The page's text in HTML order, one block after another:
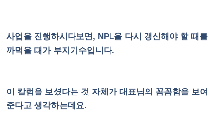
사업을 진행하시다보면, NPL을 다시 갱신해야 할 때를
까먹을 때가 부지기수입니다.
이 칼럼을 보셨다는 것 자체가 대표님의 꼼꼼함을 보여
준다고 생각하는데요.